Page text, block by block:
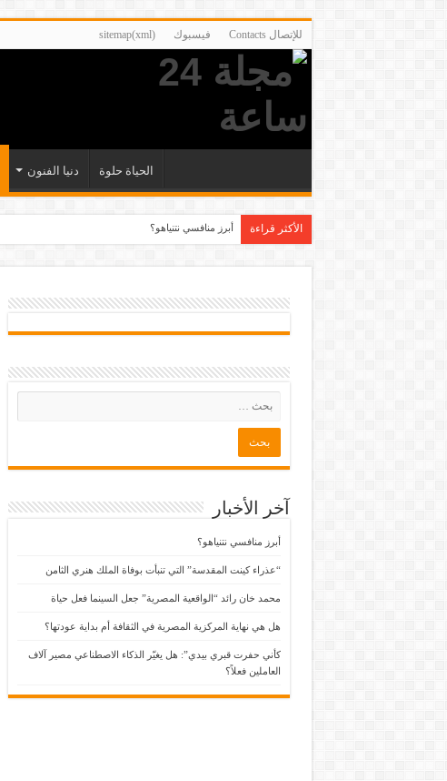
للإتصال Contacts فيسبوك sitemap(xml)
الحياة حلوة دنيا الفنون
الأكثر قراءة أبرز منافسي نتنياهو؟
آخر الأخبار
أبرز منافسي نتنياهو؟
“عذراء كينت المقدسة” التي تنبأت بوفاة الملك هنري الثامن
محمد خان رائد “الواقعية المصرية” جعل السينما فعل حياة
هل هي نهاية المركزية المصرية في الثقافة أم بداية عودتها؟
كأني حفرت قبري بيدي”: هل يغيّر الذكاء الاصطناعي مصير آلاف
العاملين فعلاً؟